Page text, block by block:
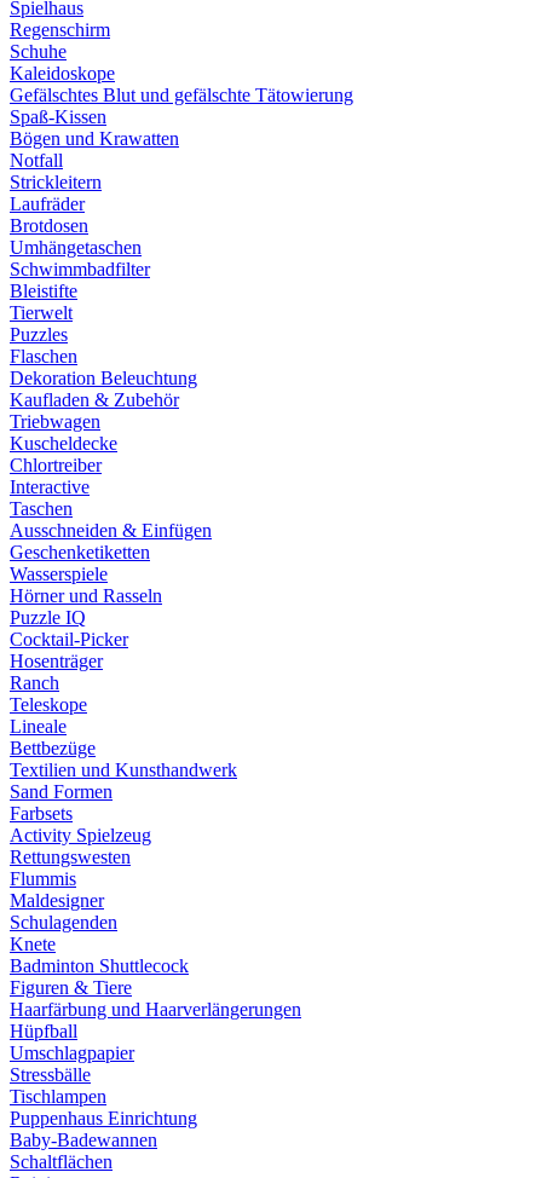
Spielhaus
Regenschirm
Schuhe
Kaleidoskope
Gefälschtes Blut und gefälschte Tätowierung
Spaß-Kissen
Bögen und Krawatten
Notfall
Strickleitern
Laufräder
Brotdosen
Umhängetaschen
Schwimmbadfilter
Bleistifte
Tierwelt
Puzzles
Flaschen
Dekoration Beleuchtung
Kaufladen & Zubehör
Triebwagen
Kuscheldecke
Chlortreiber
Interactive
Taschen
Ausschneiden & Einfügen
Geschenketiketten
Wasserspiele
Hörner und Rasseln
Puzzle IQ
Cocktail-Picker
Hosenträger
Ranch
Teleskope
Lineale
Bettbezüge
Textilien und Kunsthandwerk
Sand Formen
Farbsets
Activity Spielzeug
Rettungswesten
Flummis
Maldesigner
Schulagenden
Knete
Badminton Shuttlecock
Figuren & Tiere
Haarfärbung und Haarverlängerungen
Hüpfball
Umschlagpapier
Stressbälle
Tischlampen
Puppenhaus Einrichtung
Baby-Badewannen
Schaltflächen